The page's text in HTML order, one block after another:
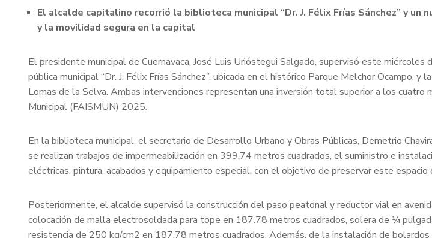
El alcalde capitalino recorrió la biblioteca municipal “Dr. J. Félix Frías Sánchez” y
y la movilidad segura en la capital
El presidente municipal de Cuernavaca, José Luis Urióstegui Salgado, supervisó este
pública municipal “Dr. J. Félix Frías Sánchez”, ubicada en el histórico Parque Melchor Ocampo,
Lomas de la Selva. Ambas intervenciones representan una inversión total superior a los
Municipal (FAISMUN) 2025.
En la biblioteca municipal, el secretario de Desarrollo Urbano y Obras Públicas, Demetrio
se realizan trabajos de impermeabilización en 399.74 metros cuadrados, el suministro e
eléctricas, pintura, acabados y equipamiento especial, con el objetivo de preservar este
Posteriormente, el alcalde supervisó la construcción del paso peatonal y reductor vial en
colocación de malla electrosoldada para tope en 187.78 metros cuadrados, solera de ¼
resistencia de 250 kg/cm2 en 187.78 metros cuadrados. Además, de la instalación de